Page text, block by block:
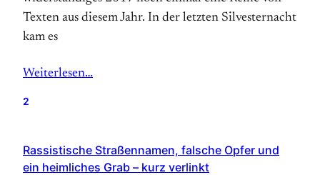
Texten aus diesem Jahr. In der letzten Silvesternacht
kam es
Weiterlesen…
2
Rassistische Straßennamen, falsche Opfer und
ein heimliches Grab – kurz verlinkt